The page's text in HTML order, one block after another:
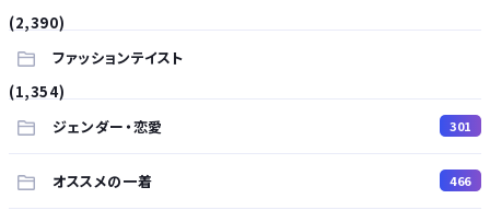
(2,390)
ファッションテイスト
(1,354)
ジェンダー・恋愛
301
オススメの一着 466